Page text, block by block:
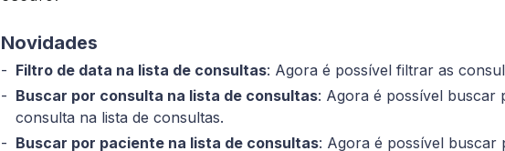
Novidades
Filtro de data na lista de consultas: Agora é possível filtrar as
Buscar por consulta na lista de consultas: Agora é possível buscar
consulta na lista de consultas.
Buscar por paciente na lista de consultas: Agora é possível buscar